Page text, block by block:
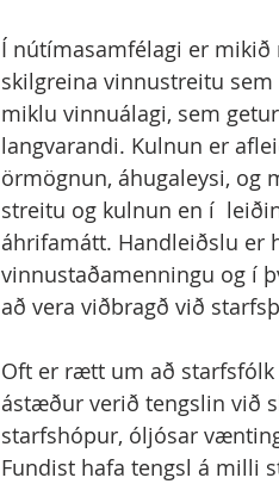
Í nútímasamfélagi er
skilgreina vinnustreitu
miklu vinnuálagi, sem
langvarandi. Kulnun er
örmögnun, áhugaleysi, og
streitu og kulnun en í
áhrifamátt. Handleiðslu er
vinnustaðamenningu og í
að vera viðbragð við
Oft er rætt um að
ástæður verið tengslin við
starfshópur, óljósar
Fundist hafa tengsl á milli